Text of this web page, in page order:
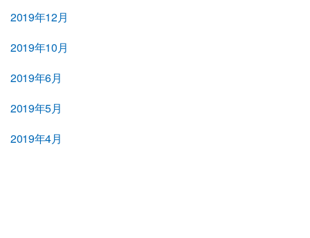
2019年12月
2019年10月
2019年6月
2019年5月
2019年4月